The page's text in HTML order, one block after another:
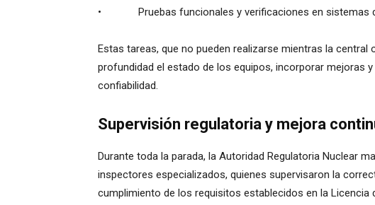
• Pruebas funcionales y verificaciones en sistemas
Estas tareas, que no pueden realizarse mientras la central
profundidad el estado de los equipos, incorporar mejoras
confiabilidad.
Supervisión regulatoria y mejora
Durante toda la parada, la Autoridad Regulatoria Nuclear
inspectores especializados, quienes supervisaron la
cumplimiento de los requisitos establecidos en la Licencia